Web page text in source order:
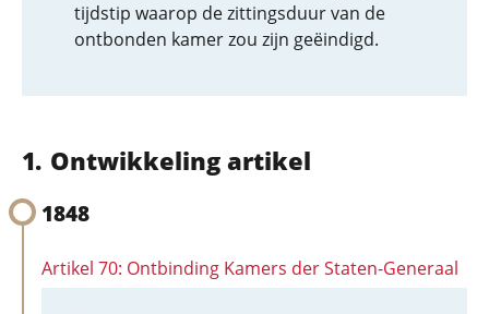
tijdstip waarop de zittingsduur van de
ontbonden kamer zou zijn geëindigd.
Ontwikkeling artikel
1848
Artikel 70: Ontbinding Kamers der Staten-Generaal